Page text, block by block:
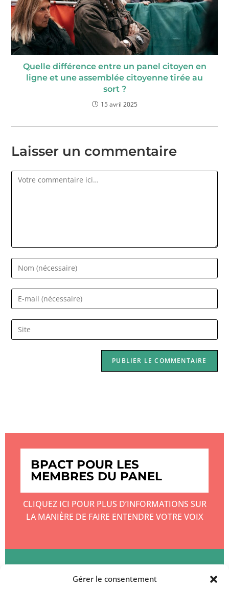
Gérer le consentement
Quelle différence entre un panel citoyen en
ligne et une assemblée citoyenne tirée au
sort ?
15 avril 2025
Laisser un commentaire
BPACT POUR LES
MEMBRES DU PANEL
CLIQUEZ ICI POUR PLUS D’INFORMATIONS SUR
LA MANIÈRE DE FAIRE ENTENDRE VOTRE VOIX
BPACT POUR LES CLIENTS